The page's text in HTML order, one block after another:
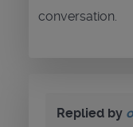
conversation.
Replied by